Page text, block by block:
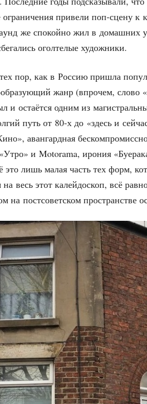
при­ве­ли поп-сце­ну к
же спо­кой­но жил в домаш­них
огол­те­лые художники.
пор, как в Рос­сию при­шла
жанр (впро­чем, сло­во
и оста­ёт­ся одним из
путь от 80‑х до «здесь и
аван­гард­ная
и Motorama, иро­ния
это лишь малая часть тех форм,
весь этот калей­до­скоп, всё
на пост­со­вет­ском про­стран­стве